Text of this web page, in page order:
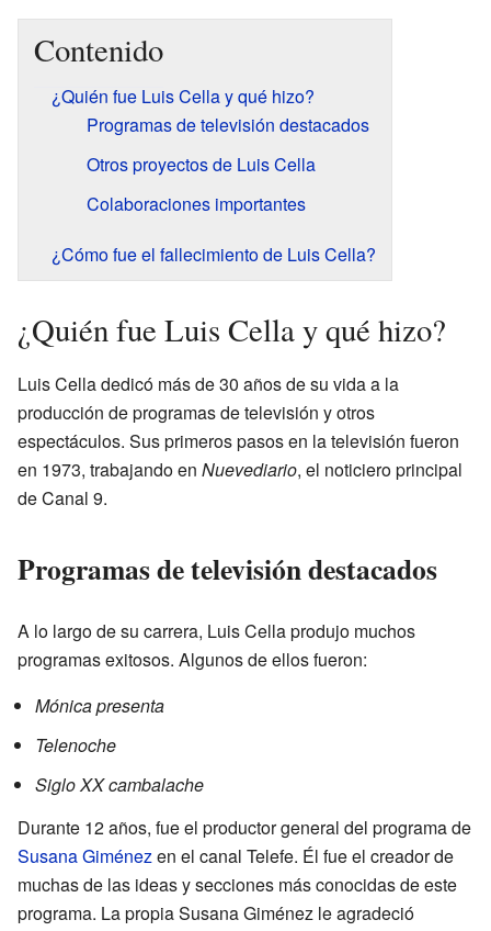
Contenido
¿Quién fue Luis Cella y qué hizo?
Programas de televisión destacados
Otros proyectos de Luis Cella
Colaboraciones importantes
¿Cómo fue el fallecimiento de Luis Cella?
¿Quién fue Luis Cella y qué hizo?
Luis Cella dedicó más de 30 años de su vida a la
producción de programas de televisión y otros
espectáculos. Sus primeros pasos en la televisión fueron
en 1973, trabajando en Nuevediario, el noticiero principal
de Canal 9.
Programas de televisión destacados
A lo largo de su carrera, Luis Cella produjo muchos
programas exitosos. Algunos de ellos fueron:
Mónica presenta
Telenoche
Siglo XX cambalache
Durante 12 años, fue el productor general del programa de
Susana Giménezen el canal Telefe. Él fue el creador de
muchas de las ideas y secciones más conocidas de este
programa. La propia Susana Giménez le agradeció